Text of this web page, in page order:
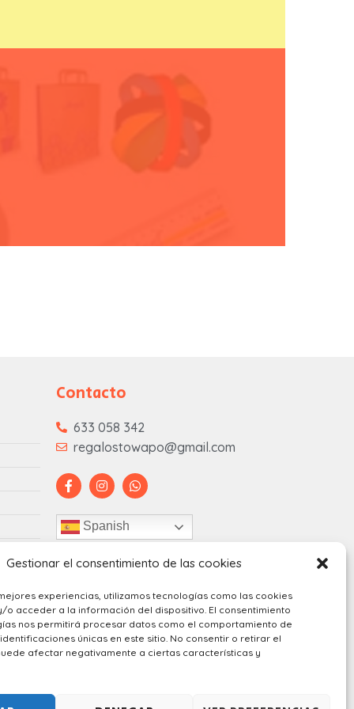
Gestionar el consentimiento de las cookies
experiencias, utilizamos tecnologías como las cookies
o acceder a la información del dispositivo. El consentimiento
nos permitirá procesar datos como el comportamiento de
únicas en este sitio. No consentir o retirar el
afectar negativamente a ciertas características y
Contacto
633 058 342
regalostowapo@gmail.com
Spanish